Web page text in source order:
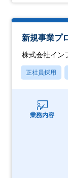
新規事業プ
株式会社イン
正社員採用
業務内容